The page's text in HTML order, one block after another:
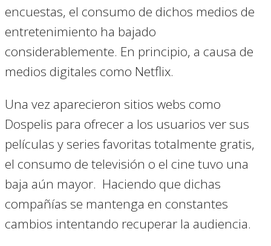
encuestas, el consumo de dichos medios de
entretenimiento ha bajado
considerablemente. En principio, a causa de
medios digitales como Netflix.
Una vez aparecieron sitios webs como
Dospelis para ofrecer a los usuarios ver sus
películas y series favoritas totalmente gratis,
el consumo de televisión o el cine tuvo una
baja aún mayor. Haciendo que dichas
compañías se mantenga en constantes
cambios intentando recuperar la audiencia.